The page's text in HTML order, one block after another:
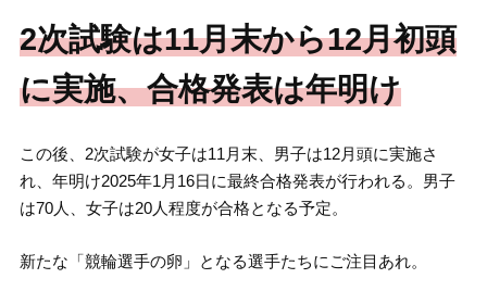
2次試験は11月末から12月初頭
に実施、合格発表は年明け
この後、2次試験が女子は11月末、男子は12月頭に実施さ
れ、年明け2025年1月16日に最終合格発表が行われる。男子
は70人、女子は20人程度が合格となる予定。
新たな「競輪選手の卵」となる選手たちにご注目あれ。